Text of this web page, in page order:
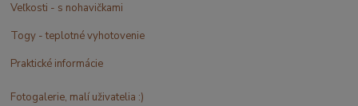
Veľkosti - s nohavičkami
Togy - teplotné vyhotovenie
Praktické informácie
Fotogalerie, malí uživatelia :)